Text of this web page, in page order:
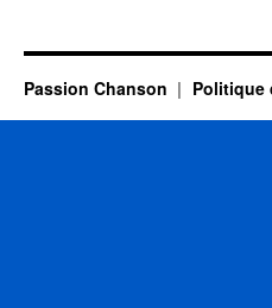
Passion Chanson Politique